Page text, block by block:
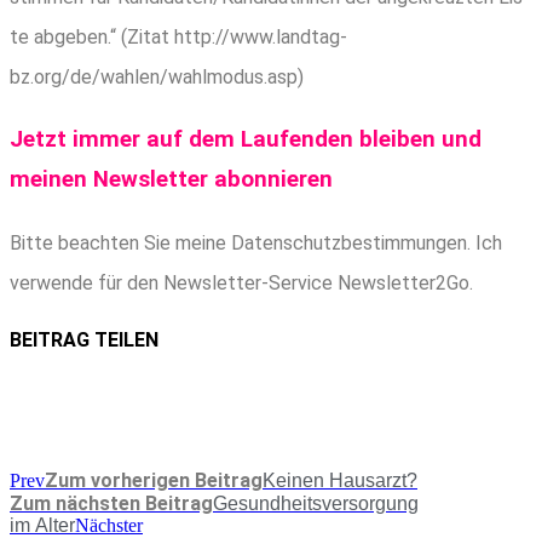
te abge­ben.“ (Zitat http://www.landtag-
bz.org/de/wahlen/wahlmodus.asp)
Jetzt immer auf dem Lau­fen­den blei­ben und
mei­nen News­let­ter abonnieren
Bit­te beach­ten Sie mei­ne Daten­schutz­be­stim­mun­gen. Ich
ver­wen­de für den News­let­ter-Ser­vice Newsletter2Go.
BEITRAG TEILEN
PrevZum vorherigen BeitragKei­nen Hausarzt?
Zum nächsten BeitragGesund­heits­ver­sor­gung
im AlterNächster